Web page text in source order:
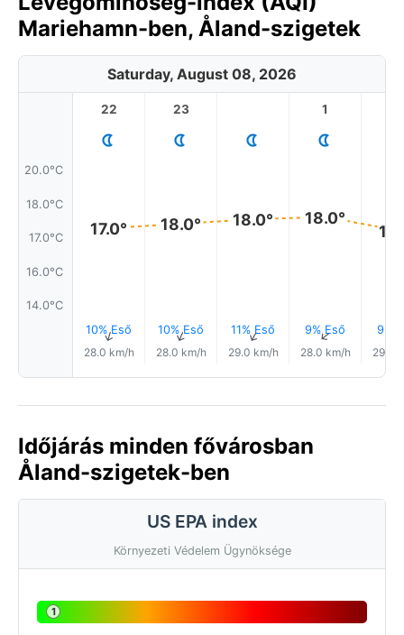
Mariehamn-ben, Åland-szigetek
Saturday, August 08, 2026
20.0°C
18.0°C
17.0°C
16.0°C
14.0°C
22
17.0°
10% Eső
↑
28.0 km/h
23
18.0°
10% Eső
↑
28.0 km/h
18.0°
11% Eső
↑
29.0 km/h
1
18.0°
9% Eső
↑
28.0 km/h
9%
29.0
Időjárás minden fővárosban
Åland-szigetek-ben
US EPA index
Környezeti Védelem Ügynöksége
1